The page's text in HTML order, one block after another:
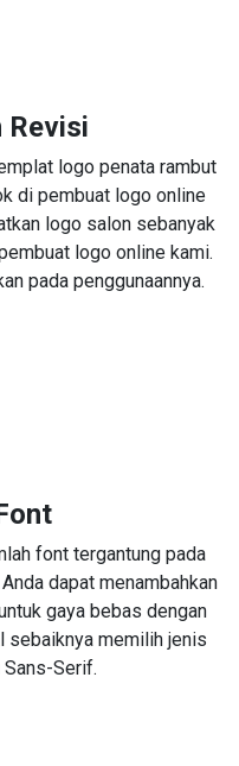
Revisi
logo penata rambut
di pembuat logo online
logo salon sebanyak
logo online kami.
pada penggunaannya.
font tergantung pada
dapat menambahkan
gaya bebas dengan
sebaiknya memilih jenis
Sans-Serif.